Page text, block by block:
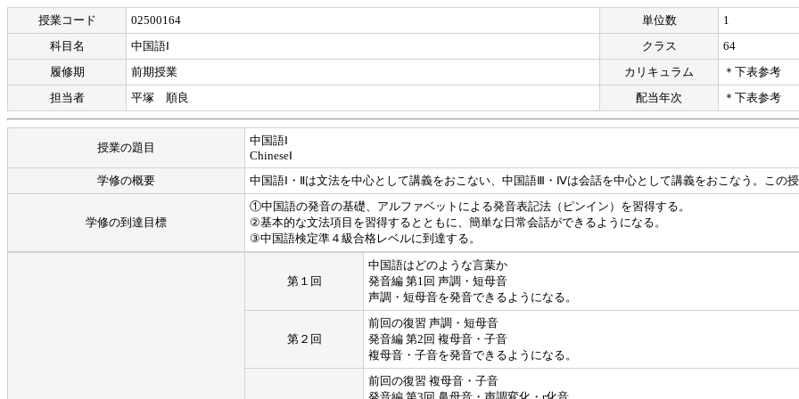
授業コード 02500164 単位数
1
科目名
中国語Ⅰ クラス
64
履修期
前期授業 カリキュラム
＊下表参考
担当者
平塚 順良 配当年次 ＊下表参考
授業の題目
中国語Ⅰ
ChineseⅠ
学修の概要
中国語Ⅰ・Ⅱは文法を中心として講義をおこない、中国語Ⅲ・Ⅳは会話を中心として講義をおこなう。この授
学修の到達目標
①中国語の発音の基礎、アルファベットによる発音表記法（ピンイン）を習得する。
②基本的な文法項目を習得するとともに、簡単な日常会話ができるようになる。
③中国語検定準４級合格レベルに到達する。
第１回
中国語はどのような言葉か
発音編 第1回 声調・短母音
声調・短母音を発音できるようになる。
第２回
前回の復習 声調・短母音
発音編 第2回 複母音・子音
複母音・子音を発音できるようになる。
前回の復習 複母音・子音